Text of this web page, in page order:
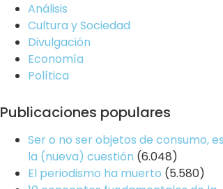
Análisis
Cultura y Sociedad
Divulgación
Economía
Política
Publicaciones populares
Ser o no ser objetos de consumo,
la (nueva) cuestión (6.048)
El periodismo ha muerto (5.580)